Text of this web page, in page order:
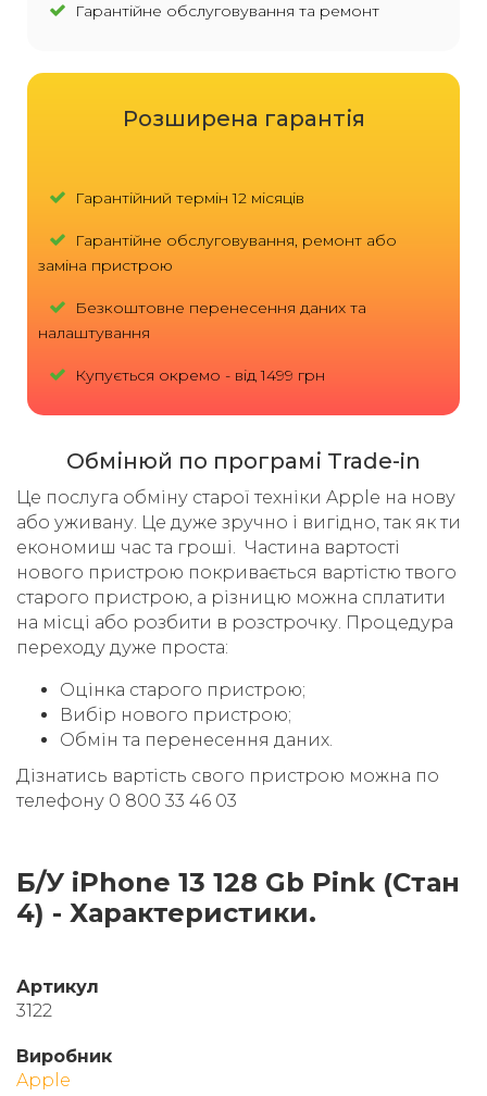
Гарантійне обслуговування та ремонт
Розширена гарантія
Гарантійний термін 12 місяців
Гарантійне обслуговування, ремонт або
заміна пристрою
Безкоштовне перенесення даних та
налаштування
Купується окремо - від 1499 грн
Обмінюй по програмі Trade-in
Це послуга обміну старої техніки Apple на нову
або уживану. Це дуже зручно і вигідно, так як ти
економиш час та гроші. Частина вартості
нового пристрою покривається вартістю твого
старого пристрою, а різницю можна сплатити
на місці або розбити в розстрочку. Процедура
переходу дуже проста:
Оцінка старого пристрою;
Вибір нового пристрою;
Обмін та перенесення даних.
Дізнатись вартість свого пристрою можна по
телефону 0 800 33 46 03
Б/У iPhone 13 128 Gb Pink (Стан
4) - Характеристики.
Артикул
3122
Виробник
Apple